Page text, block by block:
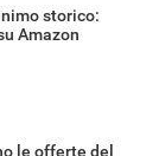
storico:
Amazon
le offerte del